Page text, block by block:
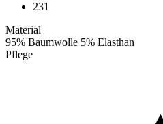
231
Material
95% Baumwolle 5% Elasthan
Pflege